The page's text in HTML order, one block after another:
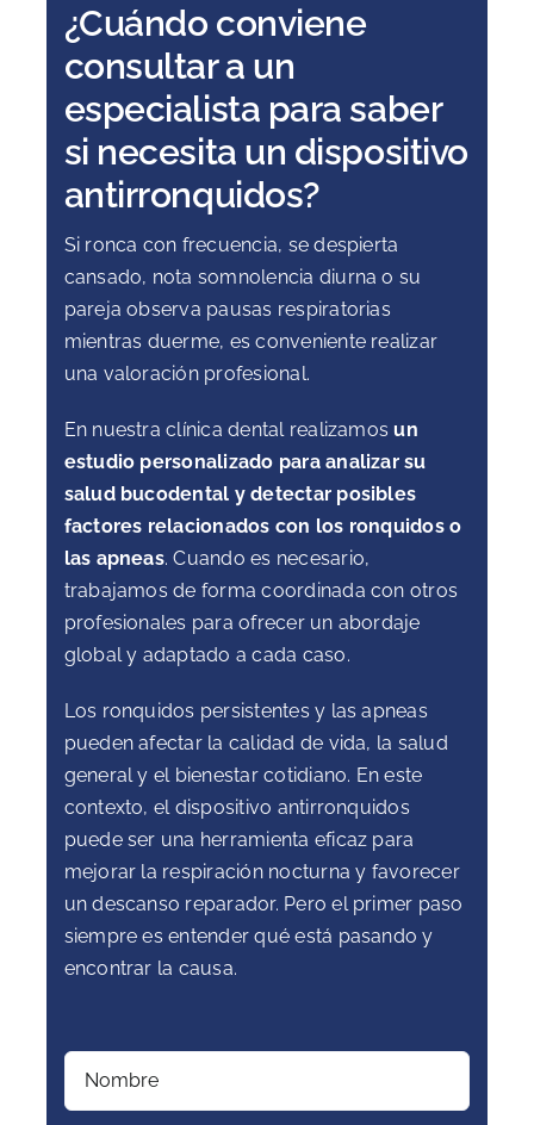
¿Cuándo conviene
consultar a un
especialista para saber
si necesita un dispositivo
antirronquidos?
Si ronca con frecuencia, se despierta
cansado, nota somnolencia diurna o su
pareja observa pausas respiratorias
mientras duerme, es conveniente realizar
una valoración profesional.
En nuestra clínica dental realizamosun
estudio personalizado para analizar su
salud bucodental y detectar posibles
factores relacionados con los ronquidos o
las apneas. Cuando es necesario,
trabajamos de forma coordinada con otros
profesionales para ofrecer un abordaje
global y adaptado a cada caso.
Los ronquidos persistentes y las apneas
pueden afectar la calidad de vida, la salud
general y el bienestar cotidiano. En este
contexto, el dispositivo antirronquidos
puede ser una herramienta eficaz para
mejorar la respiración nocturna y favorecer
un descanso reparador. Pero el primer paso
siempre es entender qué está pasando y
encontrar la causa.